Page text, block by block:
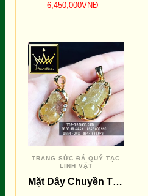
6,450,000VNĐ –
LỰA CHỌN CÁC TÙY
CHỌN SO SÁNH
TRANG SỨC ĐÁ QUÝ TẠC
LINH VẬT
Mặt Dây Chuyền Tì Hưu Tóc Vàng